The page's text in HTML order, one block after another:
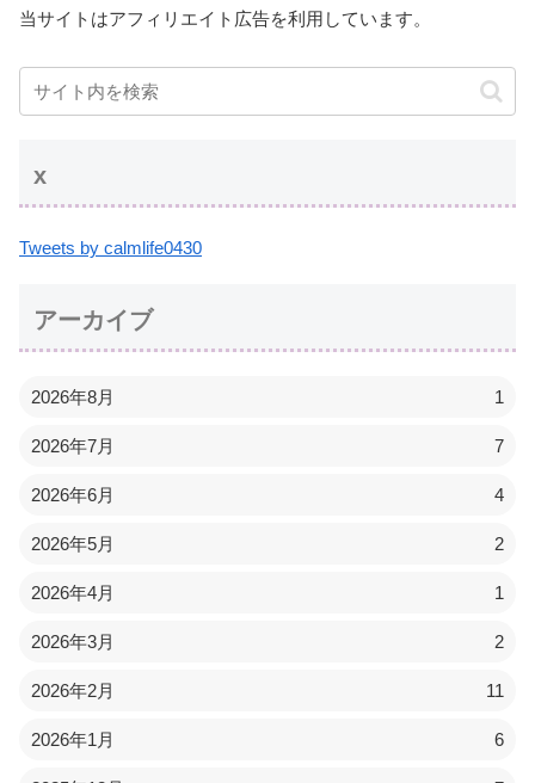
当サイトはアフィリエイト広告を利用しています。
x
Tweets by calmlife0430
アーカイブ
2026年8月 1
2026年7月 7
2026年6月 4
2026年5月 2
2026年4月 1
2026年3月 2
2026年2月 11
2026年1月 6